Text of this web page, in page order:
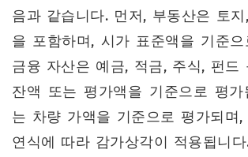
음과 같습니다. 먼저, 부동산은 토
을 포함하며, 시가 표준액을 기준
금융 자산은 예금, 적금, 주식, 펀드
잔액 또는 평가액을 기준으로 평가
는 차량 가액을 기준으로 평가되며
연식에 따라 감가상각이 적용됩니